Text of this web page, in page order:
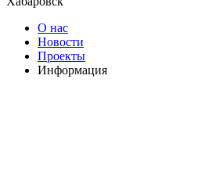
О нас
Новости
Проекты
Информация